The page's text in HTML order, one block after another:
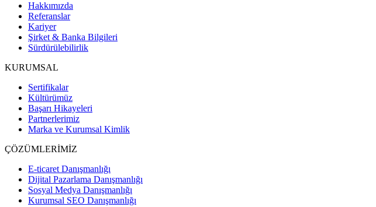
Hakkımızda
Referanslar
Kariyer
Şirket & Banka Bilgileri
Sürdürülebilirlik
KURUMSAL
Sertifikalar
Kültürümüz
Başarı Hikayeleri
Partnerlerimiz
Marka ve Kurumsal Kimlik
ÇÖZÜMLERİMİZ
E-ticaret Danışmanlığı
Dijital Pazarlama Danışmanlığı
Sosyal Medya Danışmanlığı
Kurumsal SEO Danışmanlığı